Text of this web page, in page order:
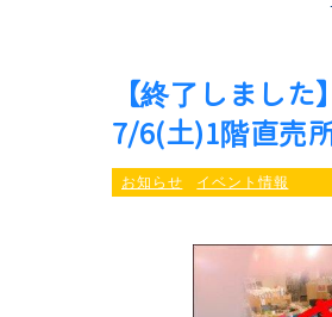
【終了しまし
7/6(土)1階直売
お知らせ イベント情報